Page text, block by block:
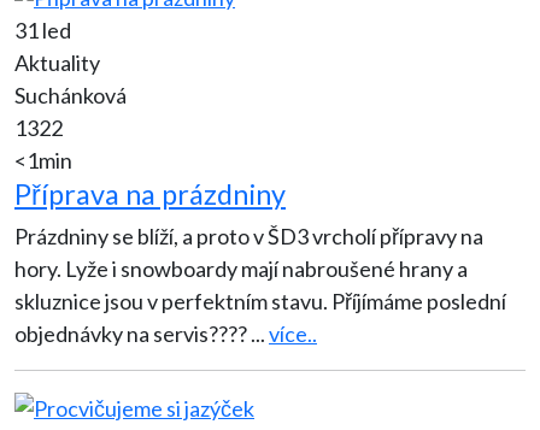
31 led
Aktuality
Suchánková
1322
<1min
Příprava na prázdniny
Prázdniny se blíží, a proto v ŠD3 vrcholí přípravy na
hory. Lyže i snowboardy mají nabroušené hrany a
skluznice jsou v perfektním stavu. Příjímáme poslední
objednávky na servis????...více..